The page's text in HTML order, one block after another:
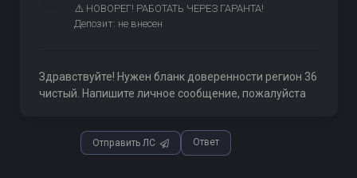
⚠️ НОВОРЕГ! РАБОТАТЬ ЧЕРЕЗ ГАРАНТА!
Депозит: не внесен
Здравствуйте! Нужен бланк доверенности регион 36
чистый. Напишите личное сообщение, пожалуйста
Отправить ЛС Ответ